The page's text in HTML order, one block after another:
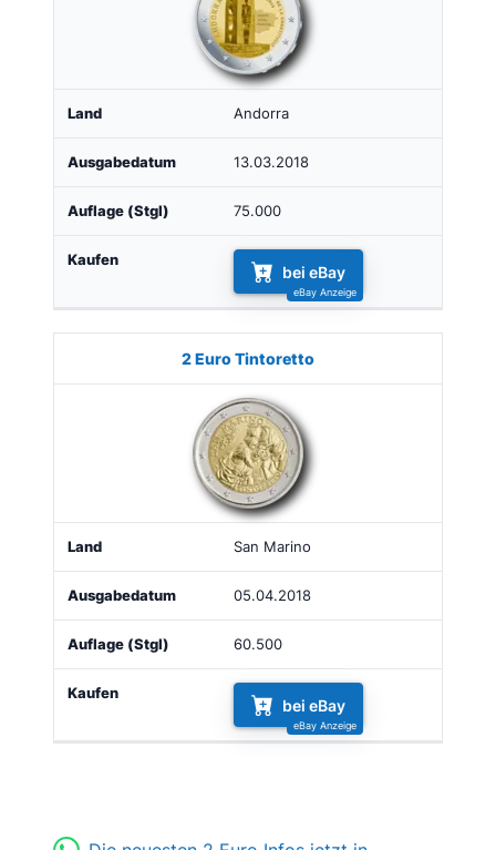
Andorra
13.03.2018
75.000
bei eBay
2 Euro Tintoretto
San Marino
05.04.2018
60.500
bei eBay